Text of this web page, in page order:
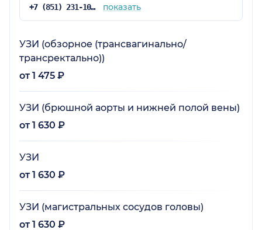
+7 (851) 231-10-00 показать
УЗИ (обзорное (трансвагинально/
трансректально))
от 1 475 ₽
УЗИ (брюшной аорты и нижней полой вены)
от 1 630 ₽
УЗИ
от 1 630 ₽
УЗИ (магистральных сосудов головы)
от 1 630 ₽